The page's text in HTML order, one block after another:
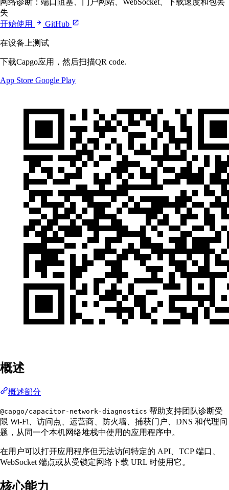
网络诊断：端口阻塞、门户网站、WebSocket、下载速度和包丢
失
开始使用
GitHub
在设备上测试
下载Capgo应用，然后扫描QR code.
App Store Google Play
概述
概述部分
@capgo/capacitor-network-diagnostics 帮助支持团队诊断受
限 Wi-Fi、访问点、运营商、防火墙、捕获门户、DNS 和代理问
题，从同一个本机网络堆栈中使用的应用程序中。
在用户可以打开应用程序但无法访问特定的 API、TCP 端口、
WebSocket 端点或从受锁定网络下载 URL 时使用它。
核心能力